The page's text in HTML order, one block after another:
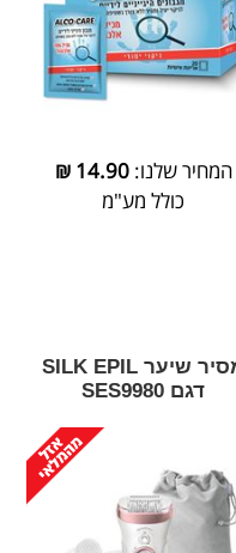
המחיר שלנו:14.90
₪
כולל מע"מ
מסיר שיער SILK EPIL
דגם SES9980